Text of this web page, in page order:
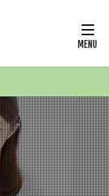
経・生理